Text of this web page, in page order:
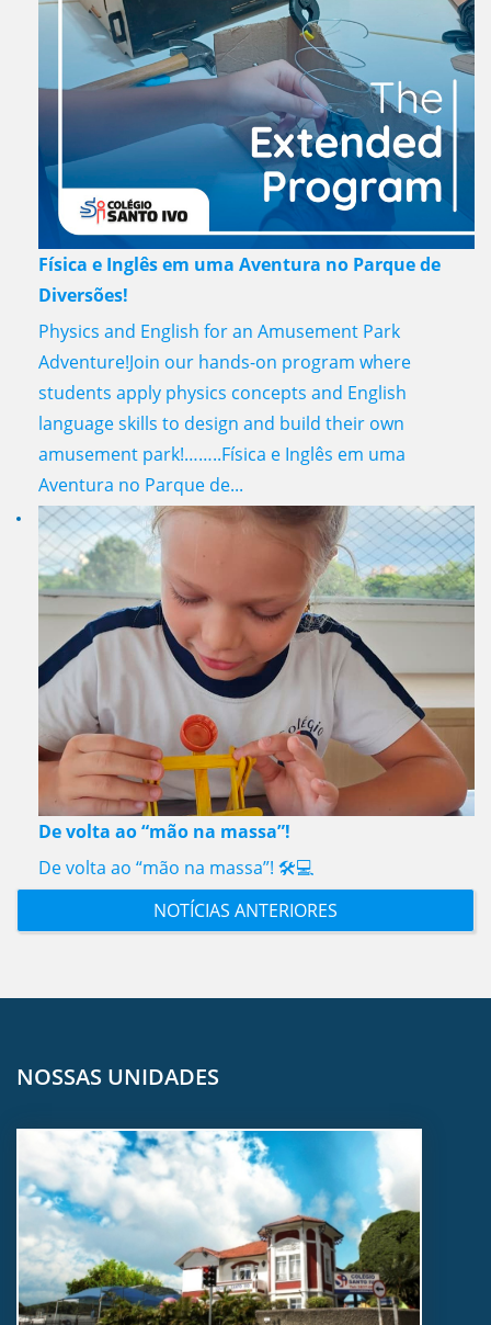
Física e Inglês em uma Aventura no Parque de
Diversões!
Physics and English for an Amusement Park
Adventure!Join our hands-on program where
students apply physics concepts and English
language skills to design and build their own
amusement park!……..Física e Inglês em uma
Aventura no Parque de...
De volta ao “mão na massa”!
De volta ao “mão na massa”! 🛠️💻
NOTÍCIAS ANTERIORES
NOSSAS UNIDADES